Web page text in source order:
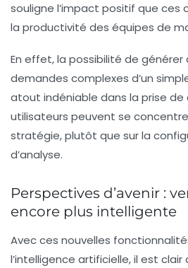
souligne l’impact positif que ces
la productivité des équipes de
En effet, la possibilité de
demandes complexes d’un
atout indéniable dans la prise de
utilisateurs peuvent se
stratégie, plutôt que sur la
d’analyse.
Perspectives d’avenir :
encore plus intelligente
Avec ces nouvelles
l’intelligence artificielle, il est clair